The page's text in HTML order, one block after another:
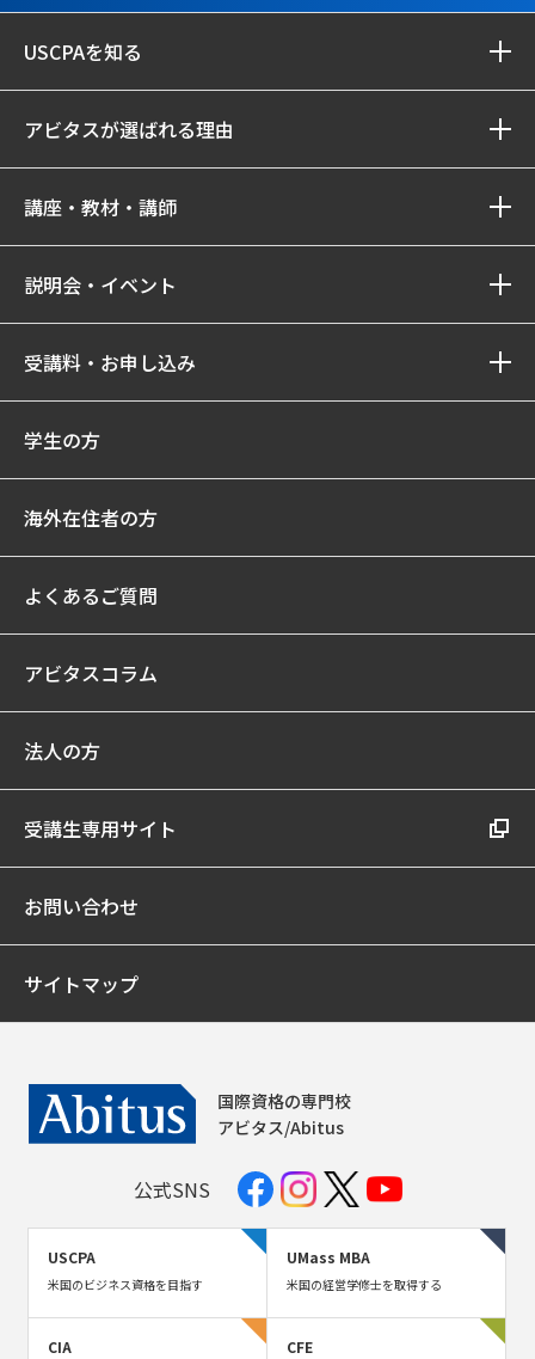
USCPAを知る
アビタスが選ばれる理由
講座・教材・講師
説明会・イベント
受講料・お申し込み
学生の方
海外在住者の方
よくあるご質問
アビタスコラム
法人の方
受講生専用サイト
お問い合わせ
サイトマップ
国際資格の専門校
アビタス/Abitus
公式SNS
USCPA
米国のビジネス資格を目指す
UMass MBA
米国の経営学修士を取得する
CIA CFE